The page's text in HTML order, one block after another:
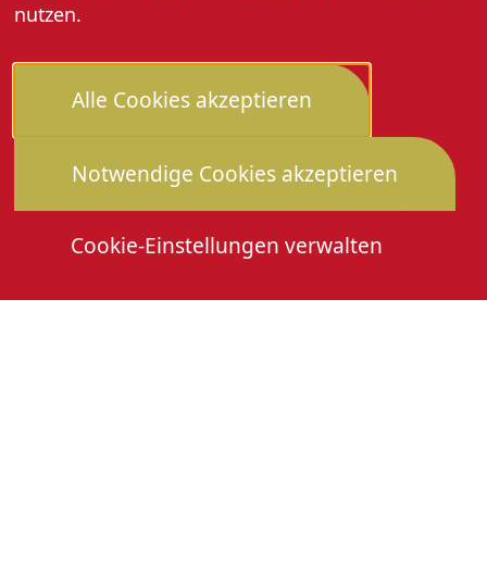
nutzen.
Alle Cookies akzeptieren
Notwendige Cookies akzeptieren
Cookie-Einstellungen verwalten
Die HeimattageDownloadsMitmachen